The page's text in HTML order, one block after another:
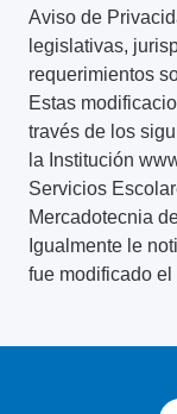
Aviso de
legislativas,
requerimientos
Estas
través de los
la Institución
Servicios
Mercadotecnia
Igualmente le
fue modificado